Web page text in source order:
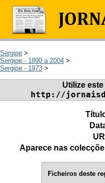
>
- 1890 a 2004 >
- 1973 >
Utilize
http://
Aparece nas
Ficheiros deste